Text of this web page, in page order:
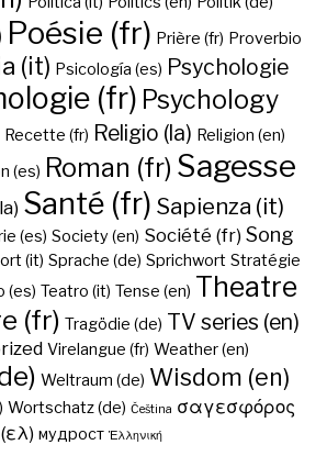
Poésie (fr) Prière (fr) Proverbio
(it) Psicología (es) Psychologie
(fr) Psychology
Recette (fr) Religio (la) Religion (en)
(es) Roman (fr) Sagesse
Santé (fr) Sapienza (it)
(es) Society (en) Société (fr) Song
(it) Sprache (de) Sprichwort Stratégie
(es) Teatro (it) Tense (en) Theatre
(fr) Tragödie (de) TV series (en)
Virelangue (fr) Weather (en)
Weltraum (de) Wisdom (en)
Wortschatz (de) Čeština σαγεσφόρος
(ελ) мудрост Ἑλληνική